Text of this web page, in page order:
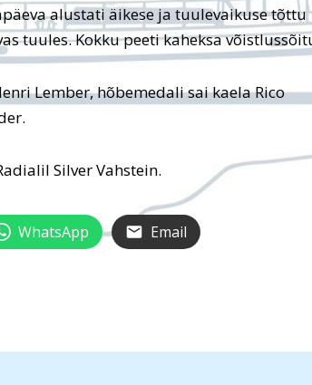
alustati äikese ja tuulevaikuse tõttu
tuules. Kokku peeti kaheksa
Lember, hõbemedali sai kaela Rico
Silver Vahstein.
WhatsApp Email